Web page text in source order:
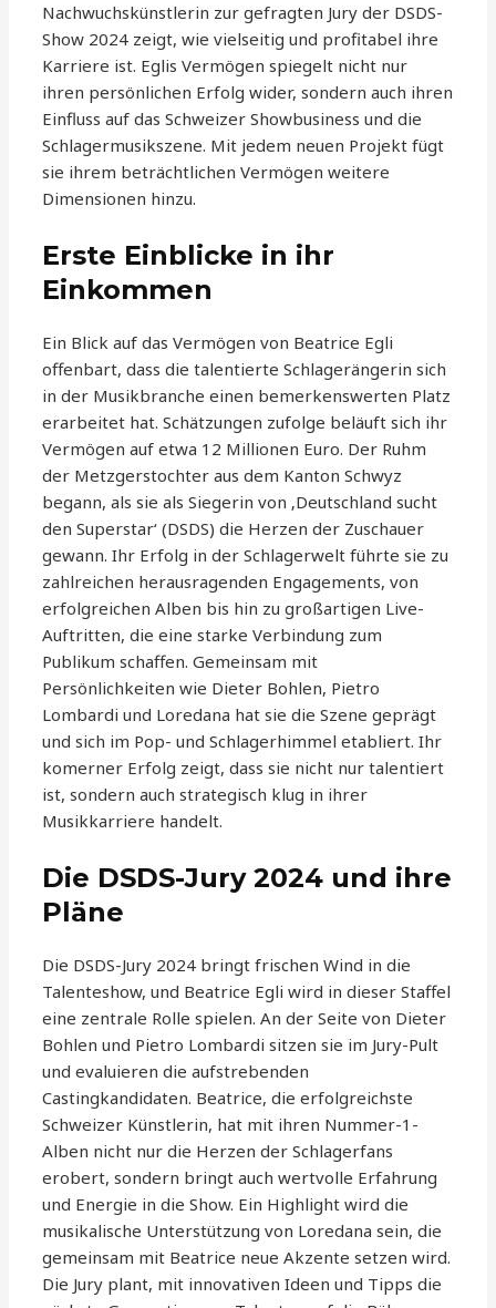
Nachwuchskünstlerin zur gefragten Jury der DSDS-
Show 2024 zeigt, wie vielseitig und profitabel ihre
Karriere ist. Eglis Vermögen spiegelt nicht nur
ihren persönlichen Erfolg wider, sondern auch ihren
Einfluss auf das Schweizer Showbusiness und die
Schlagermusikszene. Mit jedem neuen Projekt fügt
sie ihrem beträchtlichen Vermögen weitere
Dimensionen hinzu.
Erste Einblicke in ihr
Einkommen
Ein Blick auf das Vermögen von Beatrice Egli
offenbart, dass die talentierte Schlagerängerin sich
in der Musikbranche einen bemerkenswerten Platz
erarbeitet hat. Schätzungen zufolge beläuft sich ihr
Vermögen auf etwa 12 Millionen Euro. Der Ruhm
der Metzgerstochter aus dem Kanton Schwyz
begann, als sie als Siegerin von ‚Deutschland sucht
den Superstar‘ (DSDS) die Herzen der Zuschauer
gewann. Ihr Erfolg in der Schlagerwelt führte sie zu
zahlreichen herausragenden Engagements, von
erfolgreichen Alben bis hin zu großartigen Live-
Auftritten, die eine starke Verbindung zum
Publikum schaffen. Gemeinsam mit
Persönlichkeiten wie Dieter Bohlen, Pietro
Lombardi und Loredana hat sie die Szene geprägt
und sich im Pop- und Schlagerhimmel etabliert. Ihr
komerner Erfolg zeigt, dass sie nicht nur talentiert
ist, sondern auch strategisch klug in ihrer
Musikkarriere handelt.
Die DSDS-Jury 2024 und ihre
Pläne
Die DSDS-Jury 2024 bringt frischen Wind in die
Talenteshow, und Beatrice Egli wird in dieser Staffel
eine zentrale Rolle spielen. An der Seite von Dieter
Bohlen und Pietro Lombardi sitzen sie im Jury-Pult
und evaluieren die aufstrebenden
Castingkandidaten. Beatrice, die erfolgreichste
Schweizer Künstlerin, hat mit ihren Nummer-1-
Alben nicht nur die Herzen der Schlagerfans
erobert, sondern bringt auch wertvolle Erfahrung
und Energie in die Show. Ein Highlight wird die
musikalische Unterstützung von Loredana sein, die
gemeinsam mit Beatrice neue Akzente setzen wird.
Die Jury plant, mit innovativen Ideen und Tipps die